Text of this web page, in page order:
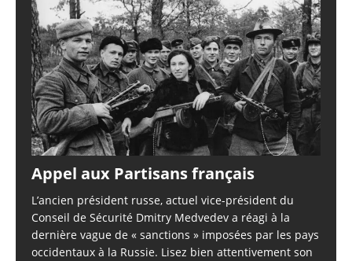
Appel aux Partisans français
L’ancien président russe, actuel vice-président du
Conseil de Sécurité Dmitry Medvedev a réagi à la
dernière vague de « sanctions » imposées par les pays
occidentaux à la Russie. Lisez bien attentivement son